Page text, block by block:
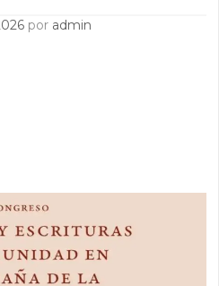
por admin